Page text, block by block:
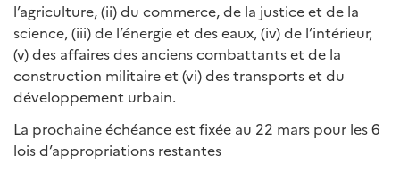
l’agriculture, (ii) du commerce, de la justice et de la
science, (iii) de l’énergie et des eaux, (iv) de l’intérieur,
(v) des affaires des anciens combattants et de la
construction militaire et (vi) des transports et du
développement urbain.
La prochaine échéance est fixée au 22 mars pour les 6
lois d’appropriations restantes